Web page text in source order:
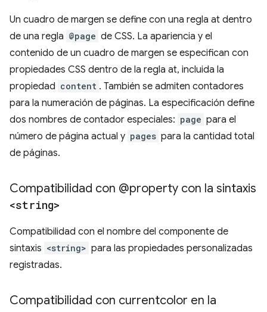
Un cuadro de margen se define con una regla at dentro
de una regla @page de CSS. La apariencia y el
contenido de un cuadro de margen se especifican con
propiedades CSS dentro de la regla at, incluida la
propiedad content . También se admiten contadores
para la numeración de páginas. La especificación define
dos nombres de contador especiales: page para el
número de página actual y pages para la cantidad total
de páginas.
Compatibilidad con @property con la sintaxis
<string>
Compatibilidad con el nombre del componente de
sintaxis <string> para las propiedades personalizadas
registradas.
Compatibilidad con currentcolor en la